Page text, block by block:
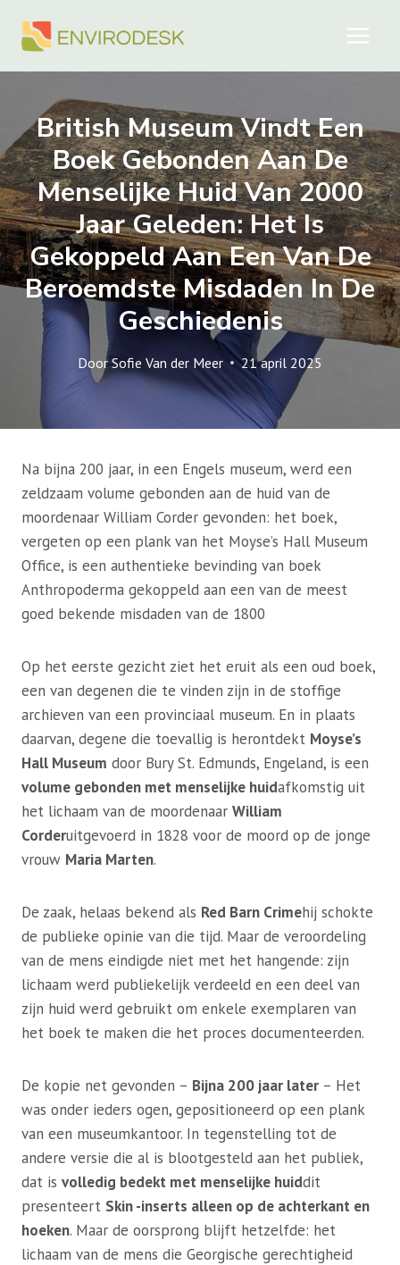
naar
British Museum Vindt Een
Boek Gebonden Aan De
Menselijke Huid Van 2000
Jaar Geleden: Het Is
Gekoppeld Aan Een Van De
Beroemdste Misdaden In De
Geschiedenis
DoorSofie Van der Meer 21 april 2025
Na bijna 200 jaar, in een Engels museum, werd een
zeldzaam volume gebonden aan de huid van de
moordenaar William Corder gevonden: het boek,
vergeten op een plank van het Moyse’s Hall Museum
Office, is een authentieke bevinding van boek
Anthropoderma gekoppeld aan een van de meest
goed bekende misdaden van de 1800
Op het eerste gezicht ziet het eruit als een oud boek,
een van degenen die te vinden zijn in de stoffige
archieven van een provinciaal museum. En in plaats
daarvan, degene die toevallig is herontdekt Moyse’s
Hall Museum door Bury St. Edmunds, Engeland, is een
volume gebonden met menselijke huidafkomstig uit
het lichaam van de moordenaar William
Corderuitgevoerd in 1828 voor de moord op de jonge
vrouw Maria Marten.
De zaak, helaas bekend als Red Barn Crimehij schokte
de publieke opinie van die tijd. Maar de veroordeling
van de mens eindigde niet met het hangende: zijn
lichaam werd publiekelijk verdeeld en een deel van
zijn huid werd gebruikt om enkele exemplaren van
het boek te maken die het proces documenteerden.
De kopie net gevonden – Bijna 200 jaar later – Het
was onder ieders ogen, gepositioneerd op een plank
van een museumkantoor. In tegenstelling tot de
andere versie die al is blootgesteld aan het publiek,
dat is volledig bedekt met menselijke huiddit
presenteert Skin -inserts alleen op de achterkant en
hoeken. Maar de oorsprong blijft hetzelfde: het
lichaam van de mens die Georgische gerechtigheid